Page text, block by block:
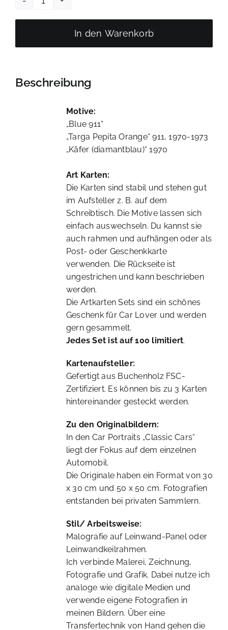
Art
Karten
VW,
Motive
In den Warenkorb
Beschreibung
Motive:
„Blue 911“
„Targa Pepita Orange“ 911, 1970-1973
„Käfer (diamantblau)“ 1970
Art Karten:
Die Karten sind stabil und stehen gut
im Aufsteller z. B. auf dem
Schreibtisch. Die Motive lassen sich
einfach auswechseln. Du kannst sie
auch rahmen und aufhängen oder als
Post- oder Geschenkkarte
verwenden. Die Rückseite ist
ungestrichen und kann beschrieben
werden.
Die Artkarten Sets sind ein schönes
Geschenk für Car Lover und werden
gern gesammelt.
Jedes Set ist auf 100 limitiert.
Kartenaufsteller:
Gefertigt aus Buchenholz FSC-
Zertifiziert. Es können bis zu 3 Karten
hintereinander gesteckt werden.
Zu den Originalbildern:
In den Car Portraits „Classic Cars“
liegt der Fokus auf dem einzelnen
Automobil.
Die Originale haben ein Format von 30
x 30 cm und 50 x 50 cm. Fotografien
entstanden bei privaten Sammlern.
Stil/ Arbeitsweise:
Malografie auf Leinwand-Panel oder
Leinwandkeilrahmen.
Ich verbinde Malerei, Zeichnung,
Fotografie und Grafik. Dabei nutze ich
analoge wie digitale Medien und
verwende eigene Fotografien in
meinen Bildern. Über eine
Transfertechnik von Hand gehen die